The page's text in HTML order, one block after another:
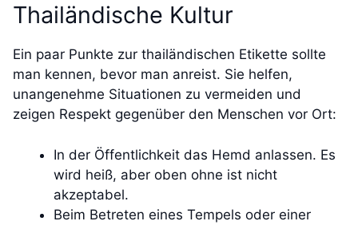
Thailändische Kultur
Ein paar Punkte zur thailändischen Etikette sollte
man kennen, bevor man anreist. Sie helfen,
unangenehme Situationen zu vermeiden und
zeigen Respekt gegenüber den Menschen vor Ort:
In der Öffentlichkeit das Hemd anlassen. Es
wird heiß, aber oben ohne ist nicht
akzeptabel.
Beim Betreten eines Tempels oder einer